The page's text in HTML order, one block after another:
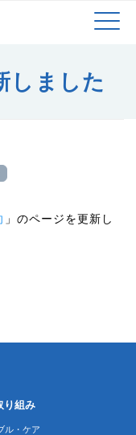
しました
」のページを更新し
り組み
ル・ケア